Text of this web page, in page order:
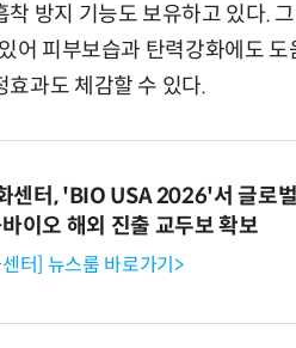
방지 기능도 보유하고 있다.
어 피부보습과 탄력강화에도 도
과도 체감할 수 있다.
센터, 'BIO USA 2026'서 글로
이오 해외 진출 교두보 확보
터] 뉴스룸 바로가기>